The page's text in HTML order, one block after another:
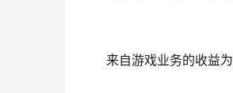
来自游戏业务的收益